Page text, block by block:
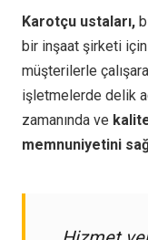
Karotçu ustaları,
bir inşaat şirketi
müşterilerle
işletmelerde delik
zamanında ve
memnuniyetini